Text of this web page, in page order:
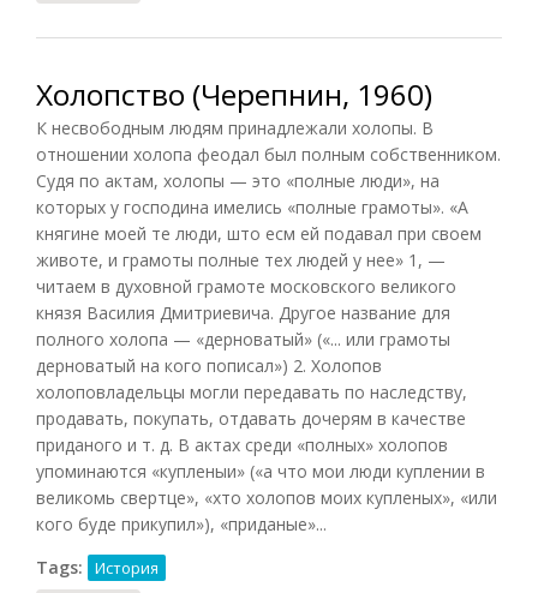
Холопство (Черепнин, 1960)
К несвободным людям принадлежали холопы. В
отношении холопа феодал был полным собственником.
Судя по актам, холопы — это «полные люди», на
которых у господина имелись «полные грамоты». «А
княгине моей те люди, што есм ей подавал при своем
животе, и грамоты полные тех людей у нее» 1 , —
читаем в духовной грамоте московского великого
князя Василия Дмитриевича. Другое название для
полного холопа — «дерноватый» («... или грамоты
дерноватый на кого пописал») 2. Холопов
холоповладельцы могли передавать по наследству,
продавать, покупать, отдавать дочерям в качестве
приданого и т. д. В актах среди «полных» холопов
упоминаются «купленыи» («а что мои люди куплении в
великомь свертце», «хто холопов моих купленых», «или
кого буде прикупил»), «приданые»...
Tags:
История